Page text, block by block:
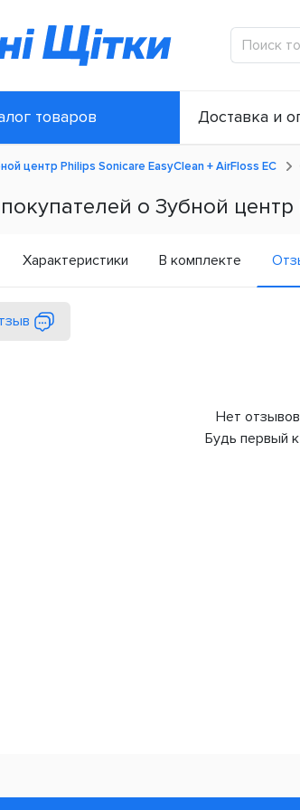
товаров Доставка и
центр Philips Sonicare EasyClean + AirFloss ЕС
о Зубной центр
Характеристики В комплекте
Нет
Будь первый